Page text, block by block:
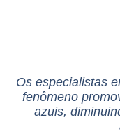
Os especialistas
fenômeno
azuis,